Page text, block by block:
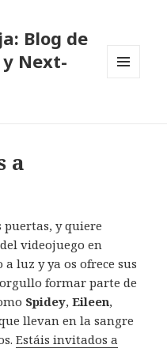
Blog de
Next-
a
puertas, y quiere
videojuego en
luz y ya os ofrece sus
formar parte de
Spidey,Eileen,
llevan en la sangre
Estáis invitados a